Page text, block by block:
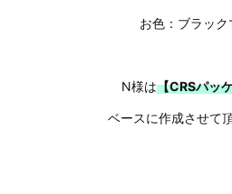
お色：ブラック
N様は【CRSパッ
ベースに作成させて